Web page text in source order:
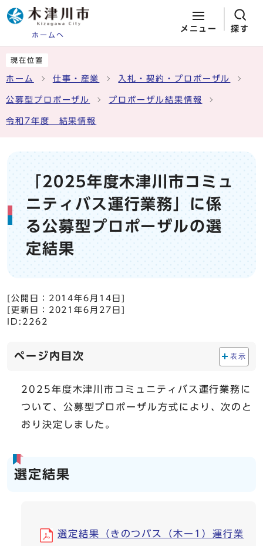
ホームへ
メニュー 探す
現在位置
ホーム 仕事・産業 入札・契約・プロポーザル
公募型プロポーザル プロポーザル結果情報
令和7年度 結果情報
「2025年度木津川市コミュ
ニティバス運行業務」に係
る公募型プロポーザルの選
定結果
[公開日： 2014年6月14日
[更新日： 2021年6月27日
ID:2262
ページ内目次 表示
2025年度木津川市コミュニティバス運行業務に
ついて、公募型プロポーザル方式により、次のと
おり決定しました。
選定結果
選定結果（きのつバス（木ー1）運行業